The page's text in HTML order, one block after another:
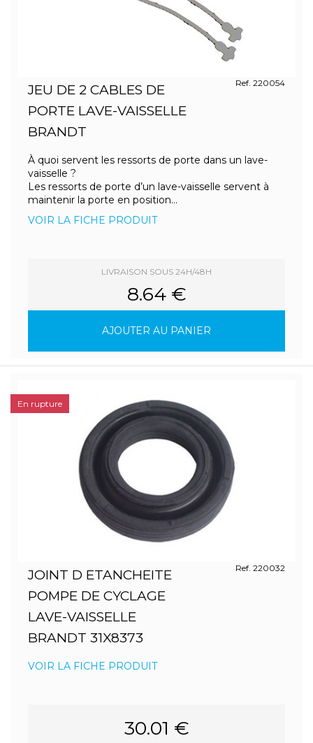
JEU DE 2 CABLES DE
PORTE LAVE-VAISSELLE
BRANDT
Ref. 220054
À quoi servent les ressorts de porte dans un lave-
vaisselle ?
Les ressorts de porte d’un lave-vaisselle servent à
maintenir la porte en position...
VOIR LA FICHE PRODUIT
LIVRAISON SOUS 24H/48H
8.64 €
AJOUTER AU PANIER
JOINT D ETANCHEITE
POMPE DE CYCLAGE
LAVE-VAISSELLE
BRANDT 31X8373
Ref. 220032
VOIR LA FICHE PRODUIT
30.01 €
En rupture